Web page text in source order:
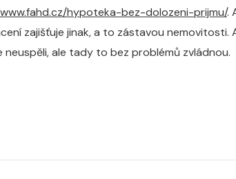
hypoteka-bez-dolozeni-prijmu/.
zajišťuje jinak, a to zástavou
ale tady to bez problémů zvládnou.